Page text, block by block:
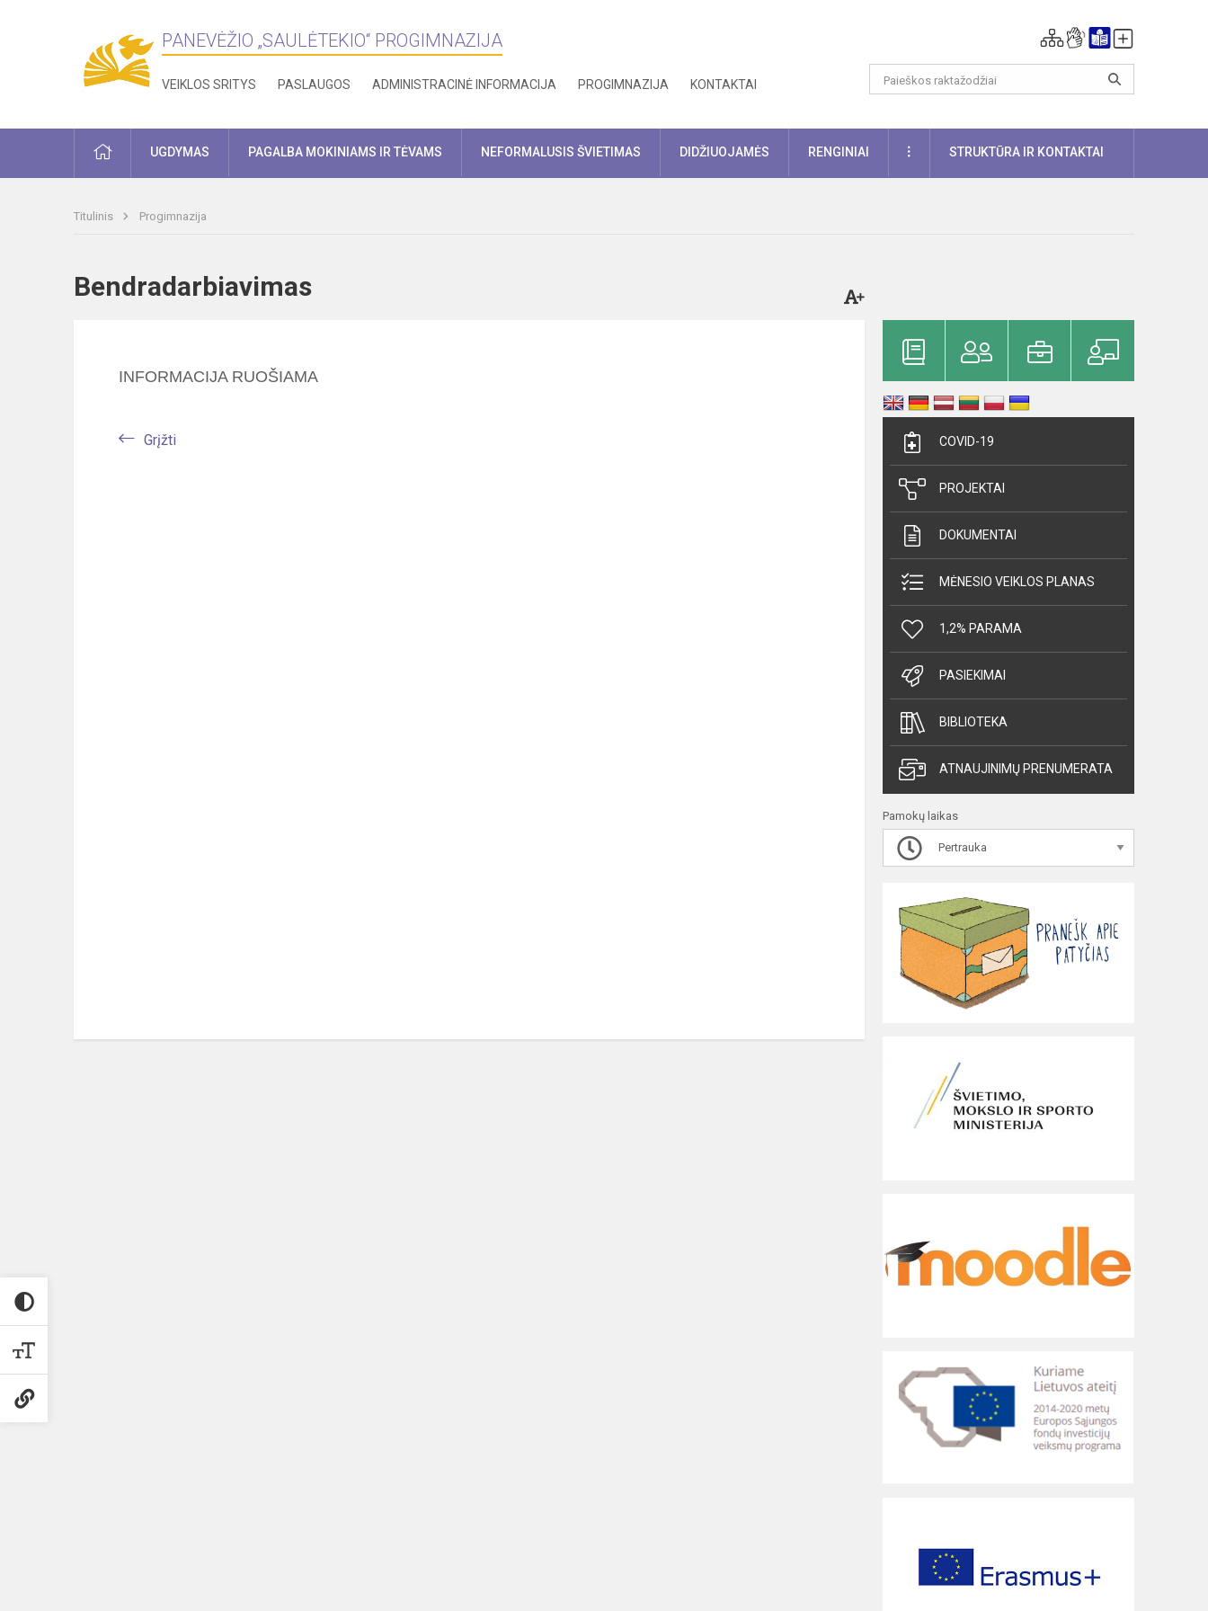
PANEVĖŽIO „SAULĖTEKIO“ PROGIMNAZIJA
VEIKLOS SRITYS PASLAUGOS ADMINISTRACINĖ INFORMACIJA PROGIMNAZIJA KONTAKTAI
PRADŽIAUGDYMAS PAGALBA MOKINIAMS IR TĖVAMS NEFORMALUSIS ŠVIETIMAS DIDŽIUOJAMĖS RENGINIAI DAUGIAUSTRUKTŪRA IR KONTAKTAI
Titulinis Progimnazija
Bendradarbiavimas
INFORMACIJA RUOŠIAMA
Grįžti COVID-19
PROJEKTAI
DOKUMENTAI
MĖNESIO VEIKLOS PLANAS
1,2% PARAMA
PASIEKIMAI
BIBLIOTEKA
ATNAUJINIMŲ PRENUMERATA
Pamokų laikas
Pertrauka